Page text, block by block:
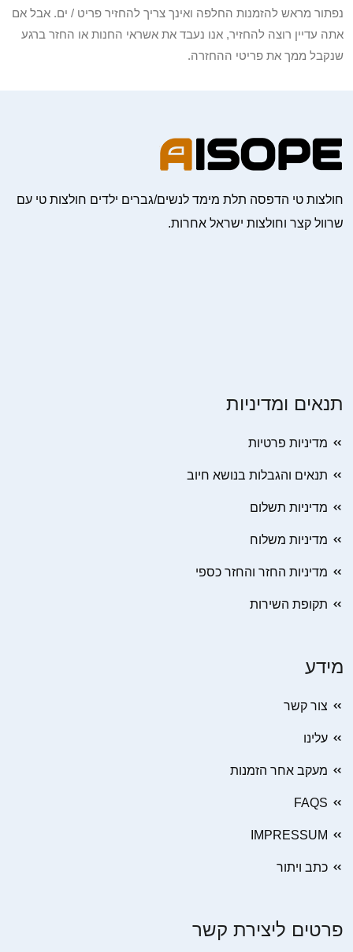
נפתור מראש להזמנות החלפה ואינך צריך להחזיר פריט / ים. אבל אם
אתה עדיין רוצה להחזיר, אנו נעבד את אשראי החנות או החזר ברגע
שנקבל ממך את פריטי ההחזרה.
חולצות טי הדפסה תלת מימד לנשים/גברים ילדים חולצות טי עם
שרוול קצר וחולצות ישראל אחרות.
תנאים ומדיניות
מדיניות פרטיות
תנאים והגבלות בנושא חיוב
מדיניות תשלום
מדיניות משלוח
מדיניות החזר והחזר כספי
תקופת השירות
מידע
צור קשר
עלינו
מעקב אחר הזמנות
FAQS
IMPRESSUM
כתב ויתור
פרטים ליצירת קשר